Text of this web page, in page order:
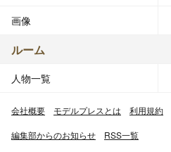
画像
ルーム
人物一覧
会社概要 モデルプレスとは 利用規約
編集部からのお知らせ RSS一覧